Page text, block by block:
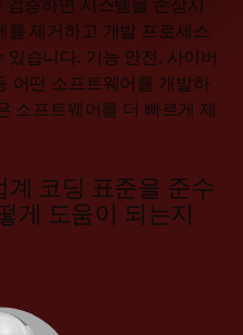
증하면 시스템을 손상시
를 제거하고 개발 프로세스
습니다. 기능 안전, 사이버
어떤 소프트웨어를 개발하
소프트웨어를 더 빠르게 제
코딩 표준을 준수
게 도움이 되는지